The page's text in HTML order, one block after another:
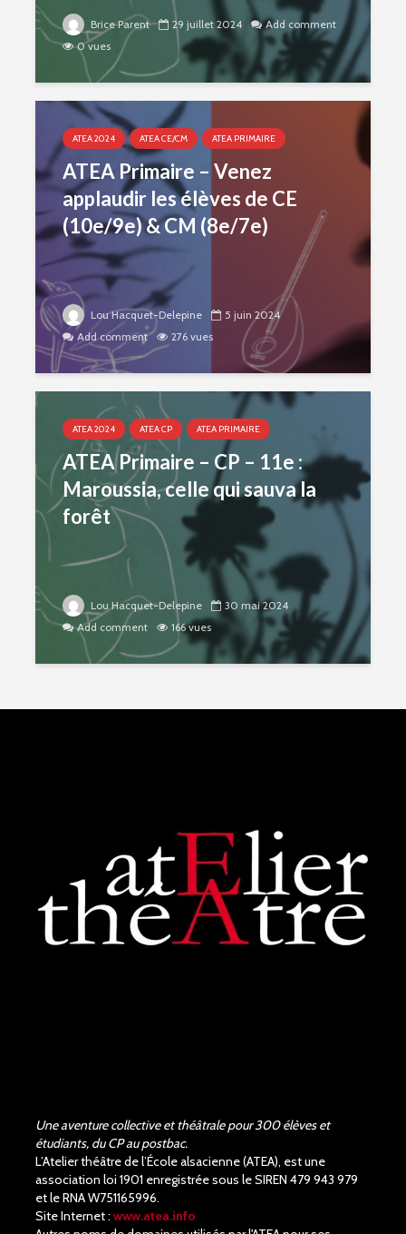
Brice Parent 29 juillet 2024
Add comment
0 vues
ATEA 2024 ATEA CE/CM ATEA PRIMAIRE
ATEA Primaire – Venez
applaudir les élèves de CE
(10e/9e) & CM (8e/7e)
Lou Hacquet-Delepine
5 juin 2024
Add comment
276 vues
ATEA 2024 ATEA CP ATEA PRIMAIRE
ATEA Primaire – CP – 11e :
Maroussia, celle qui sauva la
forêt
Lou Hacquet-Delepine
30 mai 2024
Add comment
166 vues
Une aventure collective et théâtrale pour 300 élèves et
étudiants, du CP au postbac.
L’Atelier théâtre de l’École alsacienne (ATEA), est une
association loi 1901 enregistrée sous le SIREN 479 943 979
et le RNA W751165996.
Site Internet : www.atea.info